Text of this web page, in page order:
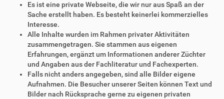
Es ist eine private Webseite, die wir nur aus Spaß an der
Sache erstellt haben. Es besteht keinerlei kommerzielles
Interesse.
Alle Inhalte wurden im Rahmen privater Aktivitäten
zusammengetragen. Sie stammen aus eigenen
Erfahrungen, ergänzt um Informationen anderer Züchter
und Angaben aus der Fachliteratur und Fachexperten.
Falls nicht anders angegeben, sind alle Bilder eigene
Aufnahmen. Die Besucher unserer Seiten können Text und
Bilder nach Rücksprache gerne zu eigenen privaten